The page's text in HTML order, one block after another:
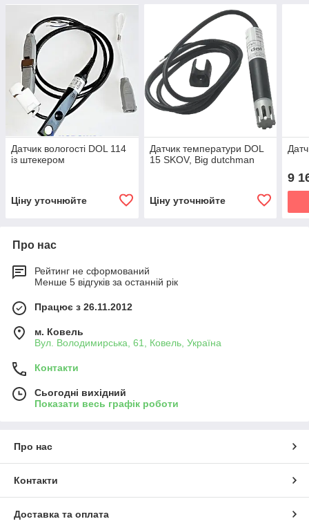
Датчик вологості DOL 114
із штекером
Ціну уточнюйте
Датчик температури DOL
15 SKOV, Big dutchman
Ціну уточнюйте
9
Про нас
Рейтинг не сформований
Менше 5 відгуків за останній рік
Працює з 26.11.2012
м. Ковель
Вул. Володимирська, 61, Ковель, Україна
Контакти
Сьогодні вихідний
Показати весь графік роботи
Про нас
Контакти
Доставка та оплата